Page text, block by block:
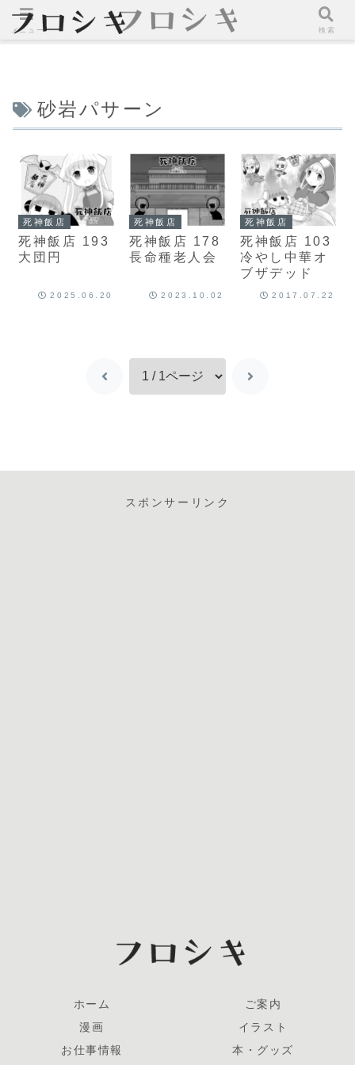
砂岩パサーン
死神飯店
死神飯店 193
大団円
2025.06.20
死神飯店
死神飯店 178
長命種老人会
2023.10.02
死神飯店
死神飯店 103
冷やし中華オ
ブザデッド
2017.07.22
スポンサーリンク
ホーム
ご案内
漫画
イラスト
お仕事情報
本・グッズ
メニュー 検索